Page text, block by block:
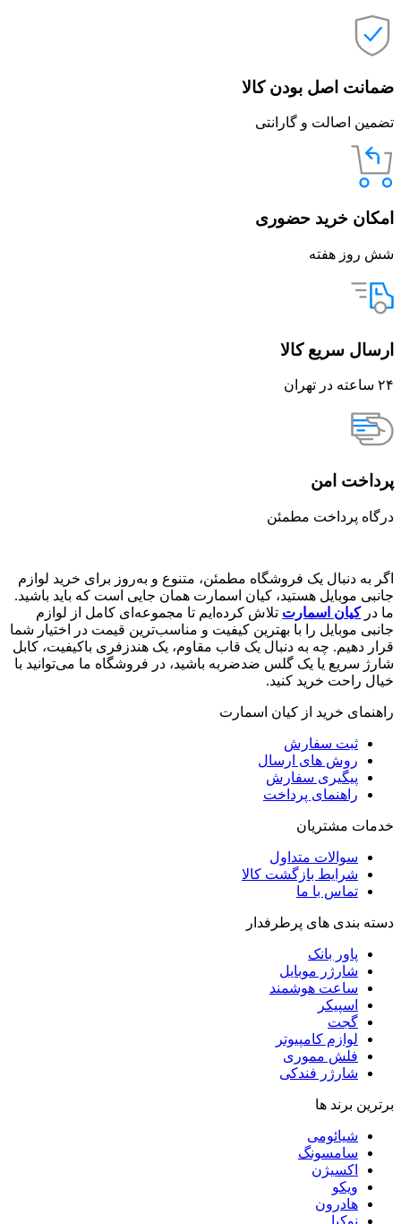
ضمانت اصل بودن کالا
تضمین اصالت و گارانتی
امکان خرید حضوری
شش روز هفته
ارسال سریع کالا
۲۴ ساعته در تهران
پرداخت امن
درگاه پرداخت مطمئن
اگر به دنبال یک فروشگاه مطمئن، متنوع و به‌روز برای خرید لوازم
جانبی موبایل هستید، کیان اسمارت همان جایی است که باید باشید.
ما درکیان اسمارت تلاش کرده‌ایم تا مجموعه‌ای کامل از لوازم
جانبی موبایل را با بهترین کیفیت و مناسب‌ترین قیمت در اختیار شما
قرار دهیم. چه به دنبال یک قاب مقاوم، یک هندزفری باکیفیت، کابل
شارژ سریع یا یک گلس ضدضربه باشید، در فروشگاه ما می‌توانید با
خیال راحت خرید کنید.
راهنمای خرید از کیان اسمارت
ثبت سفارش
روش‌ های ارسال
پیگیری سفارش
راهنمای پرداخت
خدمات مشتریان
سوالات متداول
شرایط بازگشت کالا
تماس با ما
دسته بندی های پرطرفدار
پاور بانک
شارژر موبایل
ساعت هوشمند
اسپیکر
گجت
لوازم کامپیوتر
فلش مموری
شارژر فندکی
برترین برند ها
شیائومی
سامسونگ
اکسیژن
ویکو
هادرون
نوکیا